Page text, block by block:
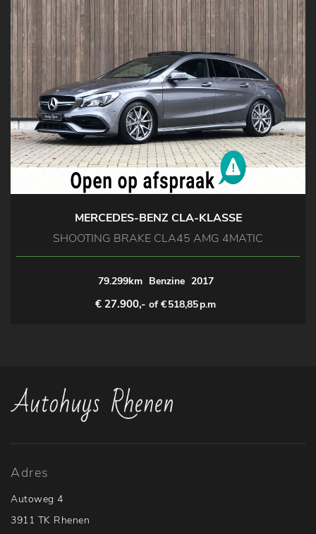
MERCEDES-BENZ CLA-KLASSE
SHOOTING BRAKE CLA45 AMG 4MATIC
79.299km Benzine 2017
€ 27.900,- of €518,85p.m
Adres
Autoweg 4
3911 TK Rhenen